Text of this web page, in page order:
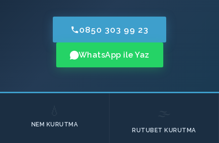
0850 303 99 23
WhatsApp ile Yaz
NEM KURUTMA
RUTUBET KURUTMA